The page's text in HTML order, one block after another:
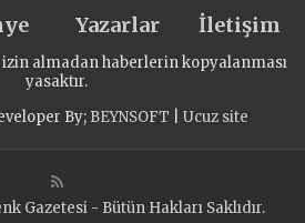
Yazarlar İletişim
almadan haberlerin kopyalanması
yasaktır.
By; BEYNSOFT Ucuz site
Gazetesi - Bütün Hakları Saklıdır.